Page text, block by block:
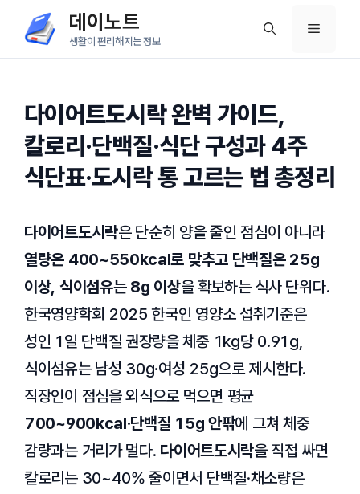
츠
데이노트
생활이 편리해지는 정보
메
다이어트도시락 완벽 가이드,
칼로리·단백질·식단 구성과 4주
식단표·도시락 통 고르는 법 총정리
다이어트도시락은 단순히 양을 줄인 점심이 아니라
열량은 400~550kcal로 맞추고 단백질은 25g
이상, 식이섬유는 8g 이상을 확보하는 식사 단위다.
한국영양학회 2025 한국인 영양소 섭취기준은
성인 1일 단백질 권장량을 체중 1kg당 0.91g,
식이섬유는 남성 30g·여성 25g으로 제시한다.
직장인이 점심을 외식으로 먹으면 평균
700~900kcal·단백질 15g 안팎에 그쳐 체중
감량과는 거리가 멀다. 다이어트도시락을 직접 싸면
칼로리는 30~40% 줄이면서 단백질·채소량은